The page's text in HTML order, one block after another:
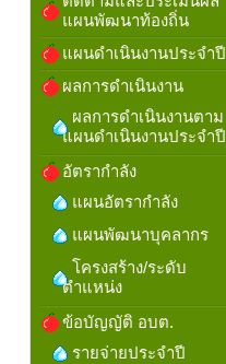
แผนพัฒนาท้องถิ่น
แผนดำเนินงานประจำปี
ผลการดำเนินงาน
ผลการดำเนินงานตาม
แผนดำเนินงานประจำปี
อัตรากำลัง
แผนอัตรากำลัง
แผนพัฒนาบุคลากร
โครงสร้าง/ระดับ
ตำแหน่ง
ข้อบัญญัติ อบต.
รายจ่ายประจำปี